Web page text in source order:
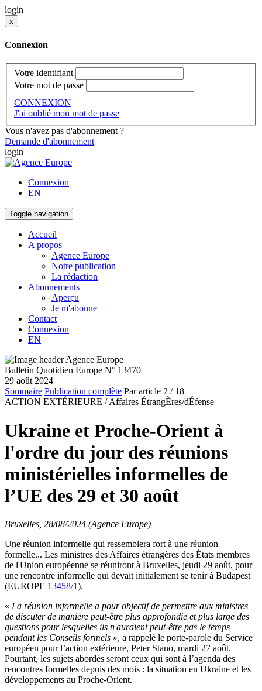
login
x
Connexion
Votre identifiant
Votre mot de passe
CONNEXION
J'ai oublié mon mot de passe
Vous n'avez pas d'abonnement ?
Demande d'abonnement
login
Connexion
EN
Toggle navigation
Accueil
A propos
Agence Europe
Notre publication
La rédaction
Abonnements
Aperçu
Je m'abonne
Contact
Connexion
EN
Bulletin Quotidien Europe N° 13470
29 août 2024
Sommaire Publication complète Par article 2 / 18
ACTION EXTÉRIEURE / Affaires ÉtrangÈres/dÉfense
Ukraine et Proche-Orient à
l'ordre du jour des réunions
ministérielles informelles de
l’UE des 29 et 30 août
Bruxelles, 28/08/2024 (Agence Europe)
Une réunion informelle qui ressemblera fort à une réunion
formelle... Les ministres des Affaires étrangères des États membres
de l'Union européenne se réuniront à Bruxelles, jeudi 29 août, pour
une rencontre informelle qui devait initialement se tenir à Budapest
(EUROPE 13458/1).
« La réunion informelle a pour objectif de permettre aux ministres
de discuter de manière peut-être plus approfondie et plus large des
questions pour lesquelles ils n'auraient peut-être pas le temps
pendant les Conseils formels », a rappelé le porte-parole du Service
européen pour l’action extérieure, Peter Stano, mardi 27 août.
Pourtant, les sujets abordés seront ceux qui sont à l’agenda des
rencontres formelles depuis des mois : la situation en Ukraine et les
développements au Proche-Orient.